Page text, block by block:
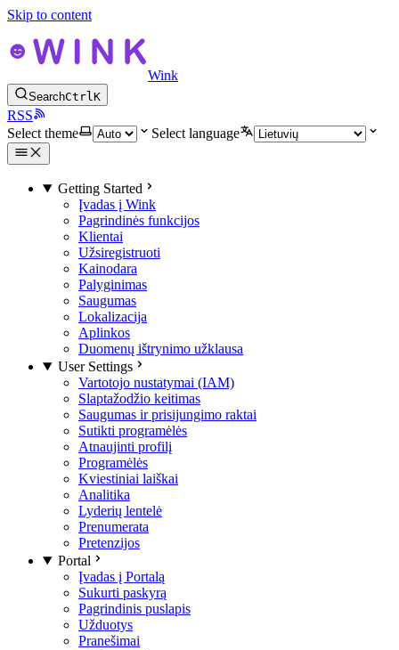
Skip to content
Wink
SearchCtrlK
RSS
Select theme
Select language
Getting Started
Įvadas į Wink
Pagrindinės funkcijos
Klientai
Užsiregistruoti
Kainodara
Palyginimas
Saugumas
Lokalizacija
Aplinkos
Duomenų ištrynimo užklausa
User Settings
Vartotojo nustatymai (IAM)
Slaptažodžio keitimas
Saugumas ir prisijungimo raktai
Sutikti programėlės
Atnaujinti profilį
Programėlės
Kviestiniai laiškai
Analitika
Lyderių lentelė
Prenumerata
Pretenzijos
Portal
Įvadas į Portalą
Sukurti paskyrą
Pagrindinis puslapis
Užduotys
Pranešimai